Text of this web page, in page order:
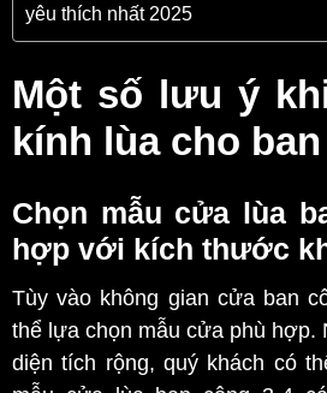
yêu thích nhất 2025
Một số lưu ý
kính lùa cho
Chọn mẫu cửa lùa
hợp với kích thước
Tùy vào không gian cửa ban
thể lựa chọn mẫu cửa phù hợp.
diện tích rộng, quý khách có